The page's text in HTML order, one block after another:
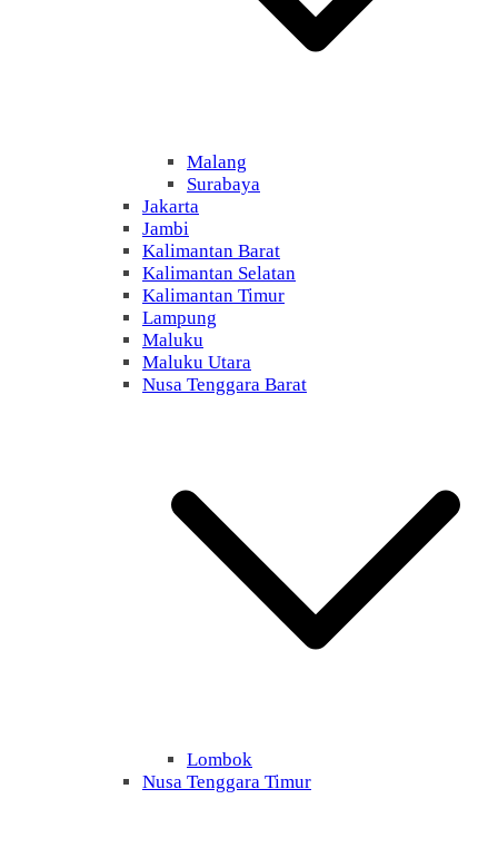
Malang
Surabaya
Jakarta
Jambi
Kalimantan Barat
Kalimantan Selatan
Kalimantan Timur
Lampung
Maluku
Maluku Utara
Nusa Tenggara Barat
Lombok
Nusa Tenggara Timur